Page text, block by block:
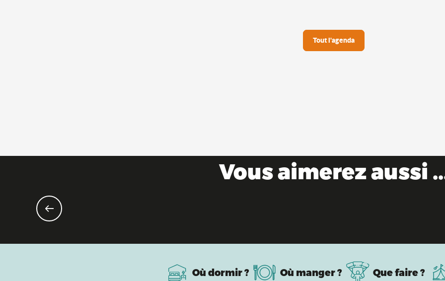
Tout l'agenda
Vous aimerez aussi
Où dormir ? Où manger ? Que faire ?